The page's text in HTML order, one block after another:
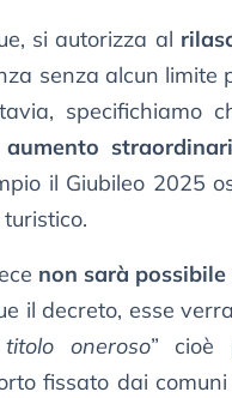
si autorizza al
senza alcun limite
specifichiamo
aumento
il Giubileo 2025
non sarà
il decreto, esse
oneroso” cioè
fissato dai